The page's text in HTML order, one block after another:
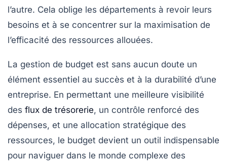
l’autre. Cela oblige les départements à revoir leurs
besoins et à se concentrer sur la maximisation de
l’efficacité des ressources allouées.
La gestion de budget est sans aucun doute un
élément essentiel au succès et à la durabilité d’une
entreprise. En permettant une meilleure visibilité
des flux de trésorerie, un contrôle renforcé des
dépenses, et une allocation stratégique des
ressources, le budget devient un outil indispensable
pour naviguer dans le monde complexe des